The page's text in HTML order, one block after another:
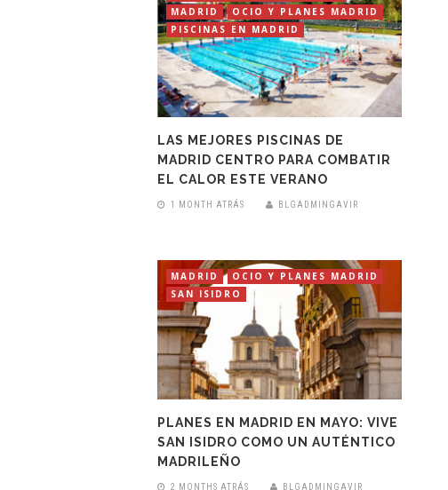
MADRID
OCIO Y PLANES MADRID
PISCINAS EN MADRID
LAS MEJORES PISCINAS DE
MADRID CENTRO PARA COMBATIR
EL CALOR ESTE VERANO
1 MONTH ATRÁS BLGADMINGAVIR
MADRID
OCIO Y PLANES MADRID
SAN ISIDRO
PLANES EN MADRID EN MAYO: VIVE
SAN ISIDRO COMO UN AUTÉNTICO
MADRILEÑO
2 MONTHS ATRÁS BLGADMINGAVIR